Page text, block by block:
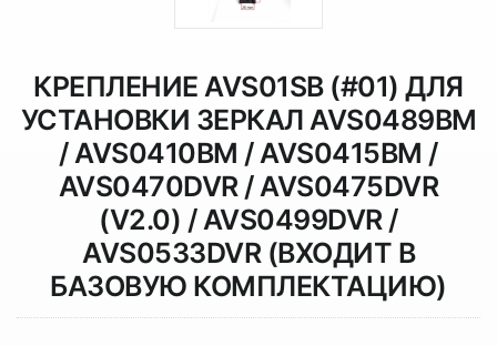
КРЕПЛЕНИЕ AVS01SB (#01) ДЛЯ
УСТАНОВКИ ЗЕРКАЛ AVS0489BM
/ AVS0410BM / AVS0415BM /
AVS0470DVR / AVS0475DVR
(V2.0) / AVS0499DVR /
AVS0533DVR (ВХОДИТ В
БАЗОВУЮ КОМПЛЕКТАЦИЮ)